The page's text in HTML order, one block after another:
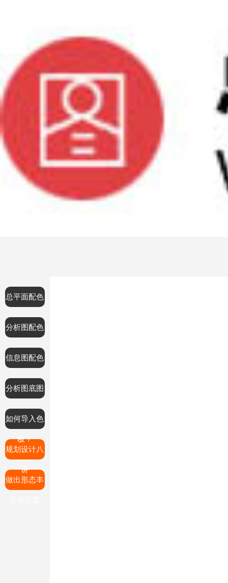
总平面配色
分析图配色
信息图配色
分析图底图
如何导入色
板？
规划设计八
讲
做出形态丰